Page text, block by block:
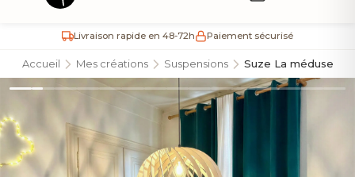
Livraison rapide en 48-72h Paiement sécurisé
Accueil Mes créations Suspensions Suze La méduse